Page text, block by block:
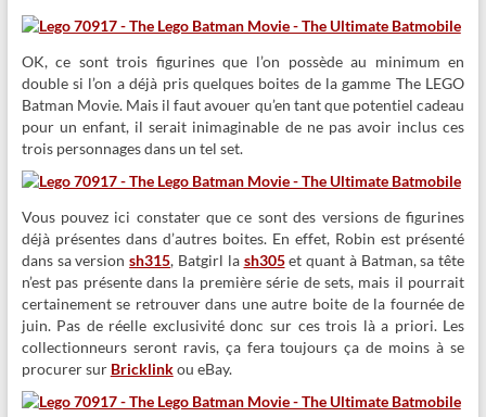
OK, ce sont trois figurines que l’on possède au minimum en
double si l’on a déjà pris quelques boites de la gamme The LEGO
Batman Movie. Mais il faut avouer qu’en tant que potentiel cadeau
pour un enfant, il serait inimaginable de ne pas avoir inclus ces
trois personnages dans un tel set.
Vous pouvez ici constater que ce sont des versions de figurines
déjà présentes dans d’autres boites. En effet, Robin est présenté
dans sa versionsh315, Batgirl la sh305et quant à Batman, sa tête
n’est pas présente dans la première série de sets, mais il pourrait
certainement se retrouver dans une autre boite de la fournée de
juin. Pas de réelle exclusivité donc sur ces trois là a priori. Les
collectionneurs seront ravis, ça fera toujours ça de moins à se
procurer sur Bricklinkou eBay.